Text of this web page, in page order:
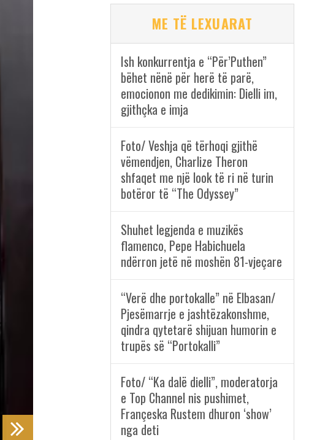
ME TË LEXUARAT
Ish konkurrentja e “Për’Puthen”
bëhet nënë për herë të parë,
emocionon me dedikimin: Dielli im,
gjithçka e imja
Foto/ Veshja që tërhoqi gjithë
vëmendjen, Charlize Theron
shfaqet me një look të ri në turin
botëror të “The Odyssey”
Shuhet legjenda e muzikës
flamenco, Pepe Habichuela
ndërron jetë në moshën 81-vjeçare
“Verë dhe portokalle” në Elbasan/
Pjesëmarrje e jashtëzakonshme,
qindra qytetarë shijuan humorin e
trupës së “Portokalli”
Foto/ “Ka dalë dielli”, moderatorja
e Top Channel nis pushimet,
Françeska Rustem dhuron ‘show’
nga deti